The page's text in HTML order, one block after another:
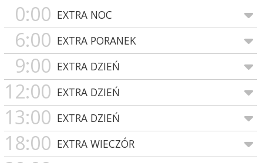
0:00 EXTRA NOC
6:00 EXTRA PORANEK
9:00 EXTRA DZIEŃ
12:00 EXTRA DZIEŃ
13:00 EXTRA DZIEŃ
18:00 EXTRA WIECZÓR